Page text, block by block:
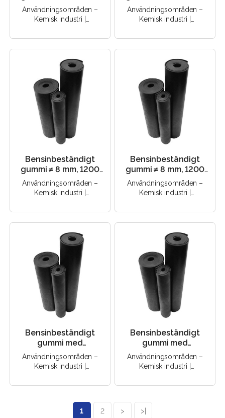
mm, 65 Sha (NBR)
Användningsområden –
Kemisk industri |
Byggbranschen |
Maskinteknik |..
mm, 80 Sha (NBR)
Användningsområden –
Kemisk industri |
Byggbranschen |
Maskinteknik |..
Bensinbeständigt
gummi ≠ 8 mm, 1200
mm, 60 Sha (NBR)
Användningsområden –
Kemisk industri |
Byggbranschen |
Maskinteknik |..
Bensinbeständigt
gummi ≠ 8 mm, 1200
mm, 80 Sha (NBR)
Användningsområden –
Kemisk industri |
Byggbranschen |
Maskinteknik |..
Bensinbeständigt
gummi med
kordförstärkning ≠ 1,5
mm, 1200 mm, 60 Sha
Användningsområden –
Kemisk industri |
Byggbranschen |
Bensinbeständigt
gummi med
kordförstärkning ≠ 2
mm, 1200 mm, 60 Sha
Användningsområden –
Kemisk industri |
Byggbranschen |
1
2 >
>|